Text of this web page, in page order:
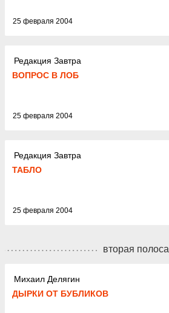
25 февраля 2004
Редакция Завтра
ВОПРОС В ЛОБ
25 февраля 2004
Редакция Завтра
ТАБЛО
25 февраля 2004
вторая полоса
Михаил Делягин
ДЫРКИ ОТ БУБЛИКОВ